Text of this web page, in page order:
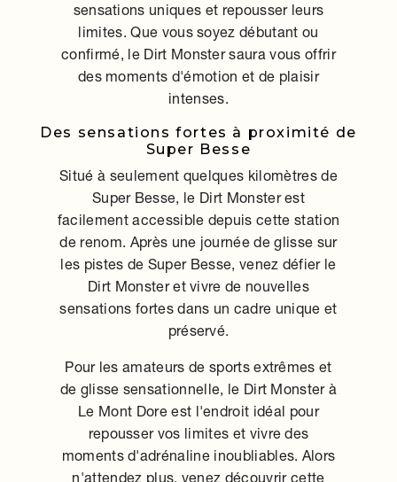
sensations uniques et repousser leurs
limites. Que vous soyez débutant ou
confirmé, le Dirt Monster saura vous offrir
des moments d'émotion et de plaisir
intenses.
Des sensations fortes à proximité de
Super Besse
Situé à seulement quelques kilomètres de
Super Besse, le Dirt Monster est
facilement accessible depuis cette station
de renom. Après une journée de glisse sur
les pistes de Super Besse, venez défier le
Dirt Monster et vivre de nouvelles
sensations fortes dans un cadre unique et
préservé.
Pour les amateurs de sports extrêmes et
de glisse sensationnelle, le Dirt Monster à
Le Mont Dore est l'endroit idéal pour
repousser vos limites et vivre des
moments d'adrénaline inoubliables. Alors
n'attendez plus, venez découvrir cette